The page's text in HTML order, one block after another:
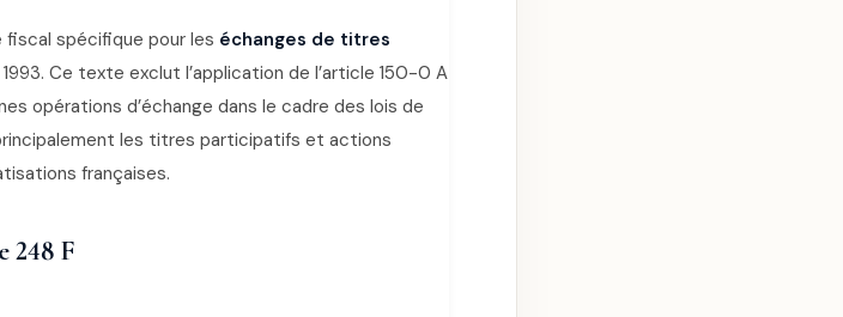
spécifique pour les échanges de titres
Ce texte exclut l’application de l’article 150-0 A
opérations d’échange dans le cadre des lois de
les titres participatifs et actions
françaises.
248 F